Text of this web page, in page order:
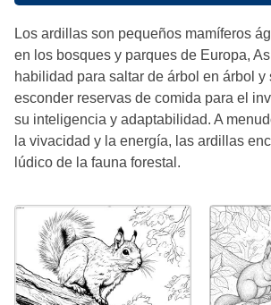
Los ardillas son pequeños mamíferos
en los bosques y parques de Europa,
habilidad para saltar de árbol en árbol y
esconder reservas de comida para el
su inteligencia y adaptabilidad. A
la vivacidad y la energía, las ardillas
lúdico de la fauna forestal.